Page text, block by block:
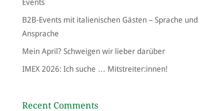
Events
B2B-Events mit italienischen Gästen – Sprache und
Ansprache
Mein April? Schweigen wir lieber darüber
IMEX 2026: Ich suche … Mitstreiter:innen!
Recent Comments